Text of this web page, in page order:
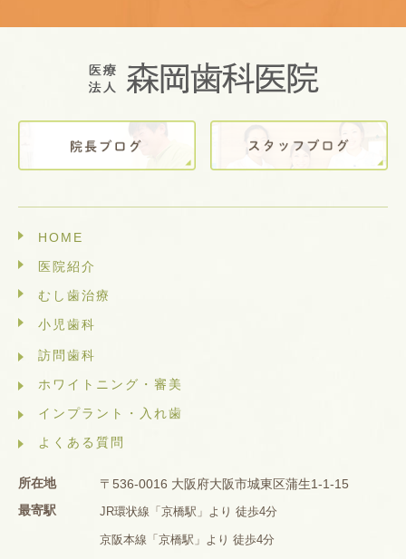
HOME
医院紹介
むし歯治療
小児歯科
訪問歯科
ホワイトニング・審美
インプラント・入れ歯
よくある質問
所在地
〒536-0016 大阪府大阪市城東区蒲生1-1-15
最寄駅
JR環状線「京橋駅」より 徒歩4分
京阪本線「京橋駅」より 徒歩4分